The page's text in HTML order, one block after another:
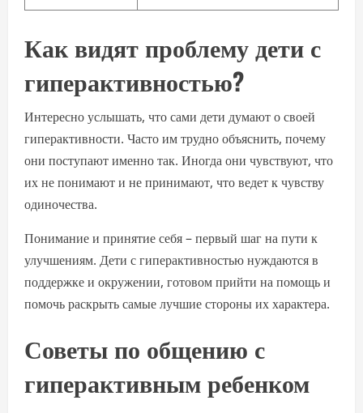
Как видят проблему дети с
гиперактивностью?
Интересно услышать, что сами дети думают о своей
гиперактивности. Часто им трудно объяснить, почему
они поступают именно так. Иногда они чувствуют, что
их не понимают и не принимают, что ведет к чувству
одиночества.
Понимание и принятие себя – первый шаг на пути к
улучшениям. Дети с гиперактивностью нуждаются в
поддержке и окружении, готовом прийти на помощь и
помочь раскрыть самые лучшие стороны их характера.
Советы по общению с
гиперактивным ребенком